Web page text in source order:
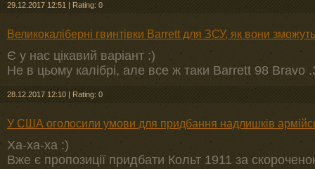
29.12.2017 12:51 | Rating: 0
Великокаліберні гвинтівки Barrett для ЗСУ, як вони
Є у нас цікавий варіант :)
Не в цьому калібрі, але все ж таки Barrett 98
28.12.2017 12:10 | Rating: 0
У США оголосили умови для придбання надлишків
Ха-ха-ха :)
Вже є пропозиції придбати Кольт 1911 за